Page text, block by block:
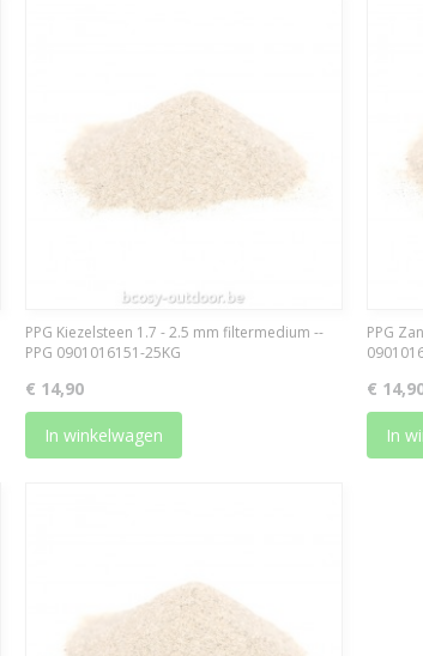
PPG Kiezelsteen 1.7 - 2.5 mm filtermedium --
PPG 0901016151-25KG
€ 14,90
In winkelwagen
PPG
€
In